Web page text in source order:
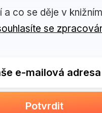
co se děje v
se
e-mailová adresa
Potvrdit